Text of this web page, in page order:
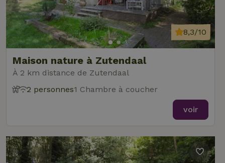
Maison nature à Zutendaal
À 2 km distance de Zutendaal
8,3/10
2 personnes1 Chambre à coucher
voir